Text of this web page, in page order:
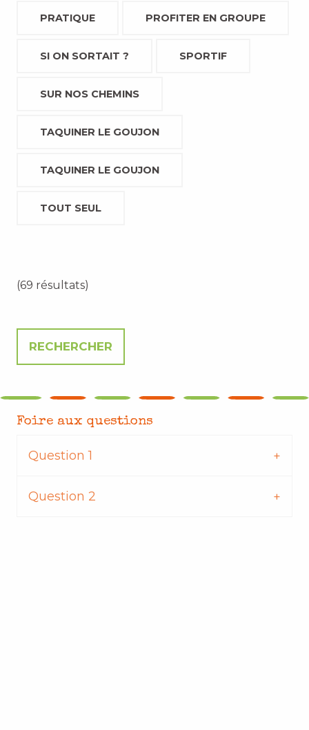
PRATIQUE PROFITER EN GROUPE
SI ON SORTAIT ? SPORTIF
SUR NOS CHEMINS
TAQUINER LE GOUJON
TAQUINER LE GOUJON
TOUT SEUL
(69 résultats)
Foire aux questions
Question 1
Question 2